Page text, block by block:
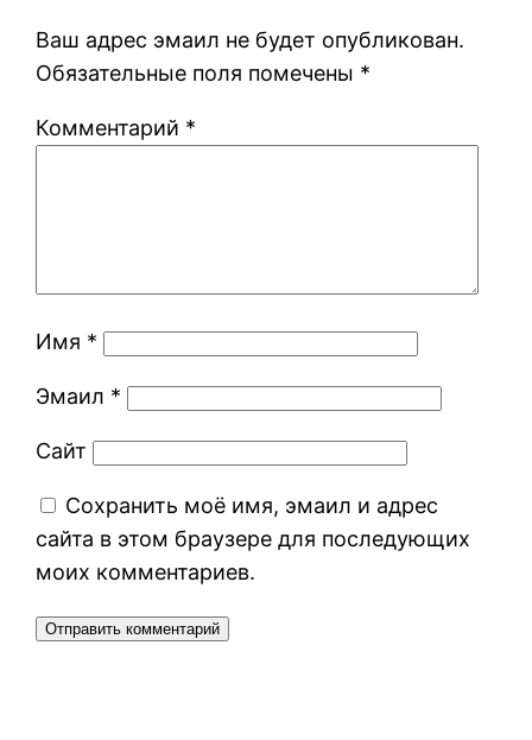
Ваш адрес эмаил не будет опубликован.
Обязательные поля помечены *
Комментарий *
Имя *
Эмаил *
Сайт
Сохранить моё имя, эмаил и адрес
сайта в этом браузере для последующих
моих комментариев.